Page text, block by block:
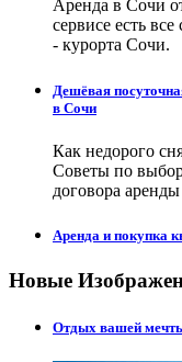
Аренда в Сочи
сервисе есть
- курорта Сочи.
Дешёвая
в Сочи
Как недорого
Советы по
договора
Аренда и покупка
Новые
Отдых вашей